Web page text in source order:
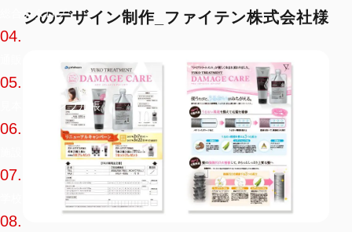
総合カタログ
04.
05.
見本帳・サンプル帳
06.
07.
08.
シのデザイン制作_ファイテン株式会社様